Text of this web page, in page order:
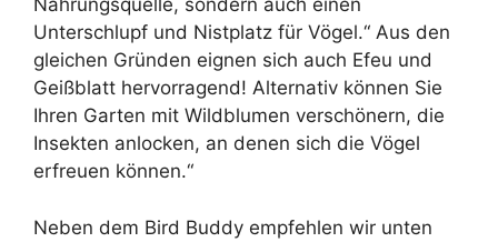
Nahrungsquelle, sondern auch einen
Unterschlupf und Nistplatz für Vögel.“ Aus den
gleichen Gründen eignen sich auch Efeu und
Geißblatt hervorragend! Alternativ können Sie
Ihren Garten mit Wildblumen verschönern, die
Insekten anlocken, an denen sich die Vögel
erfreuen können.“
Neben dem Bird Buddy empfehlen wir unten